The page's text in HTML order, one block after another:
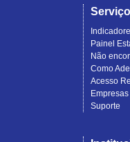
Painel
Não
Como
Acesso
Empresas
Suporte